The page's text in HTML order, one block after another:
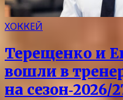
ХОККЕЙ
Терещенко и
вошли в
на сезон‑2026/